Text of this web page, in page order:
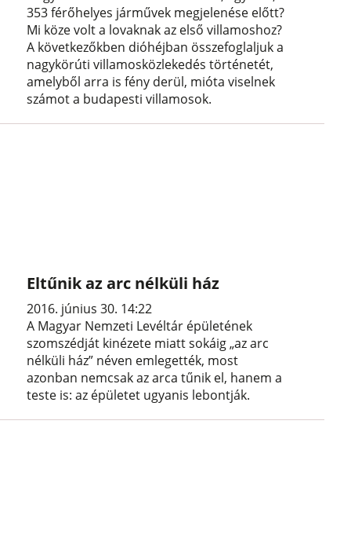
353 férőhelyes járművek megjelenése előtt?
Mi köze volt a lovaknak az első villamoshoz?
A következőkben dióhéjban összefoglaljuk a
nagykörúti villamosközlekedés történetét,
amelyből arra is fény derül, mióta viselnek
számot a budapesti villamosok.
Eltűnik az arc nélküli ház
2016. június 30. 14:22
A Magyar Nemzeti Levéltár épületének
szomszédját kinézete miatt sokáig „az arc
nélküli ház” néven emlegették, most
azonban nemcsak az arca tűnik el, hanem a
teste is: az épületet ugyanis lebontják.